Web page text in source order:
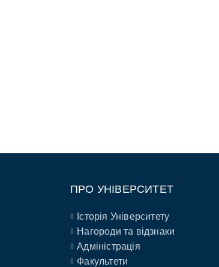
ПРО УНІВЕРСИТЕТ
Історія Університету
Нагороди та відзнаки
Адміністрація
Факультети